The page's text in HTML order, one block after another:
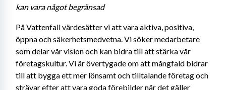
kan vara något begränsad
På Vattenfall värdesätter vi att vara aktiva, positiva,
öppna och säkerhetsmedvetna. Vi söker medarbetare
som delar vår vision och kan bidra till att stärka vår
företagskultur. Vi är övertygade om att mångfald bidrar
till att bygga ett mer lönsamt och tilltalande företag och
strävar efter att vara goda förebilder när det gäller